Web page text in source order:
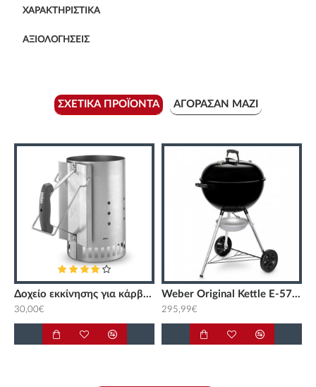
ΧΑΡΑΚΤΗΡΙΣΤΙΚΆ
ΑΞΙΟΛΟΓΉΣΕΙΣ
ΣΧΕΤΙΚΆ ΠΡΟΪΌΝΤΑ ΑΓΌΡΑΣΑΝ ΜΑΖΊ
Δοχείο εκκίνησης για κάρβουνα WEBER
30,00€
Weber Original Kettle E-5710
295,99€